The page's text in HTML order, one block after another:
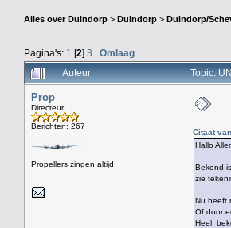
Alles over Duindorp > Duindorp > Duindorp/
Pagina's: 1 [2] 3 Omlaag
Auteur Topic:
Prop
Directeur
Berichten: 267
Propellers zingen altijd
Citaat
Hallo
Bekend
zie
Nu heeft
Of door
Heel